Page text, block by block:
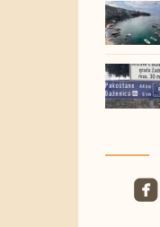
roundedfacebook